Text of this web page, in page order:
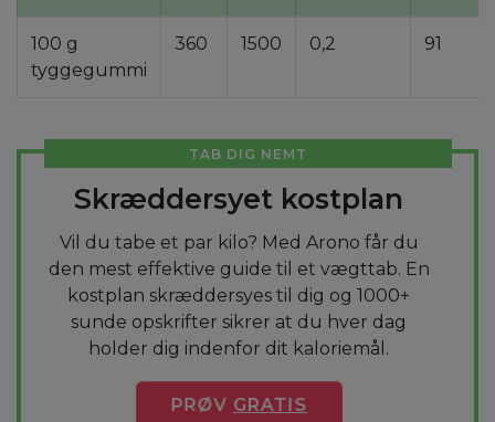
100 g
tyggegummi
360 1500 0,2 91
TAB DIG NEMT
Skræddersyet kostplan
Vil du tabe et par kilo? Med Arono får du
den mest effektive guide til et vægttab. En
kostplan skræddersyes til dig og 1000+
sunde opskrifter sikrer at du hver dag
holder dig indenfor dit kaloriemål.
PRØV GRATIS